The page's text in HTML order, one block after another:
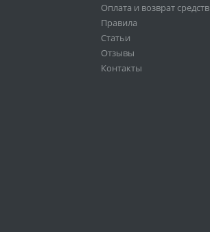
Оплата и возврат средств
Правила
Статьи
Отзывы
Контакты